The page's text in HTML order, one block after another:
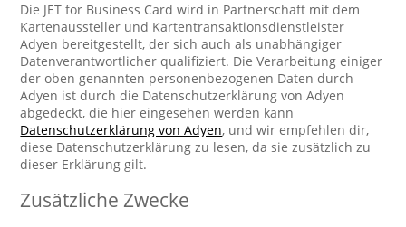
Die JET for Business Card wird in Partnerschaft mit dem
Kartenaussteller und Kartentransaktionsdienstleister
Adyen bereitgestellt, der sich auch als unabhängiger
Datenverantwortlicher qualifiziert. Die Verarbeitung einiger
der oben genannten personenbezogenen Daten durch
Adyen ist durch die Datenschutzerklärung von Adyen
abgedeckt, die hier eingesehen werden kann
Datenschutzerklärung von Adyen, und wir empfehlen dir,
diese Datenschutzerklärung zu lesen, da sie zusätzlich zu
dieser Erklärung gilt.
Zusätzliche Zwecke